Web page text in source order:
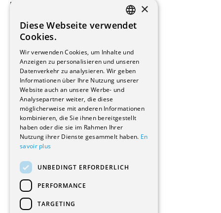
Beauftragte Unternehmen
Hersteller/Lieferanten
Bauherrschaften
Immobilienverwaltungsgesellschaften
Stockwerkeigentum
Reportagen
Wohnungen
Renovierungen
Innere Umbauten
Gastgewerbe und Tourismus
Verwaltungsgebäude und Geschäfte
Schuleinrichtungen
Medizinische Einrichtungen
Kultur - Sport - Freizeit
Industrie - Handwerk
Transport und Parkplätze
Diverse Bauten
FRENCH
×
Diese Webseite verwendet
Cookies.
Wir verwenden Cookies, um Inhalte und
Anzeigen zu personalisieren und unseren
Datenverkehr zu analysieren. Wir geben
Informationen über Ihre Nutzung unserer
Website auch an unsere Werbe- und
Analysepartner weiter, die diese
möglicherweise mit anderen Informationen
kombinieren, die Sie ihnen bereitgestellt
haben oder die sie im Rahmen Ihrer
Nutzung ihrer Dienste gesammelt haben. En
savoir plus
UNBEDINGT ERFORDERLICH
PERFORMANCE
TARGETING